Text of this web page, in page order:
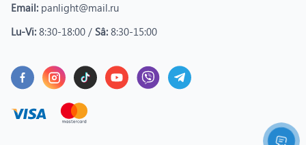
Email: panlight@mail.ru
Lu-Vi: 8:30-18:00 / Sâ: 8:30-15:00